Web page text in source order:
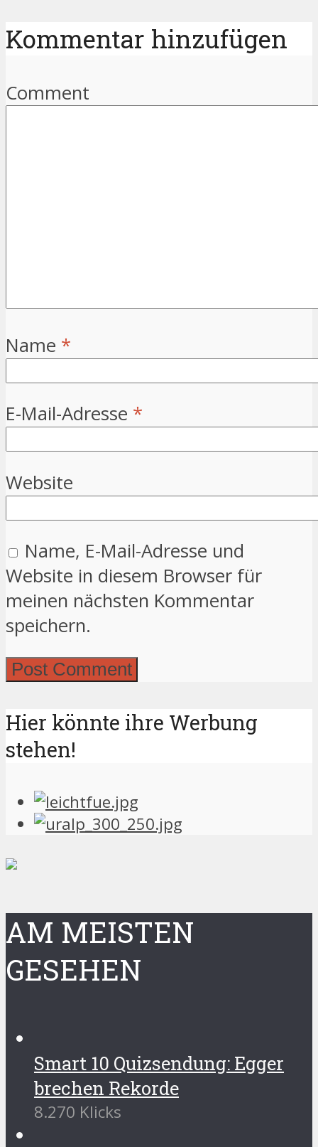
Kommentar hinzufügen
Comment
Name *
E-Mail-Adresse *
Website
Name, E-Mail-Adresse und
Website in diesem Browser für
meinen nächsten Kommentar
speichern.
Hier könnte ihre Werbung
stehen!
AM MEISTEN
GESEHEN
Smart 10 Quizsendung: Egger
brechen Rekorde
8.270 Klicks